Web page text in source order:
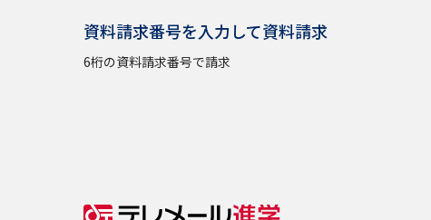
資料請求番号を入力して資料請求
6桁の資料請求番号で請求